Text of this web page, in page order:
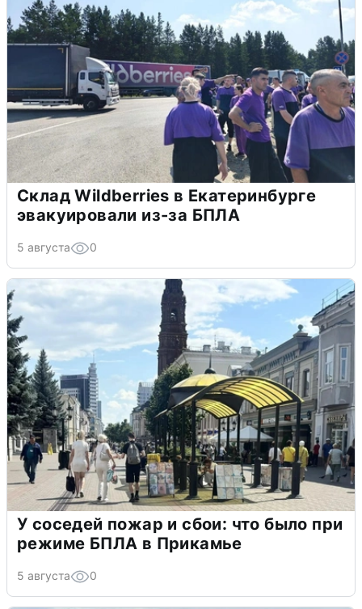
Склад Wildberries в Екатеринбурге
эвакуировали из-за БПЛА
5 августа 0
У соседей пожар и сбои: что было при
режиме БПЛА в Прикамье
5 августа 0